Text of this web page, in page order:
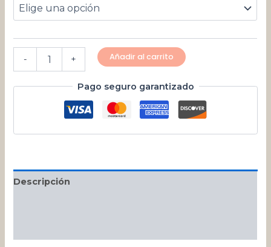
- + Añadir al carrito
Pago seguro garantizado
Descripción